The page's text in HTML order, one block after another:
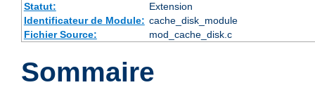
Statut:
Extension
Identificateur de Module: cache_disk_module
Fichier Source:
mod_cache_disk.c
Sommaire